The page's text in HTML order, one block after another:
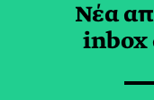
Νέα
inbox